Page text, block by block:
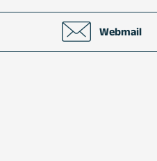
Webmail